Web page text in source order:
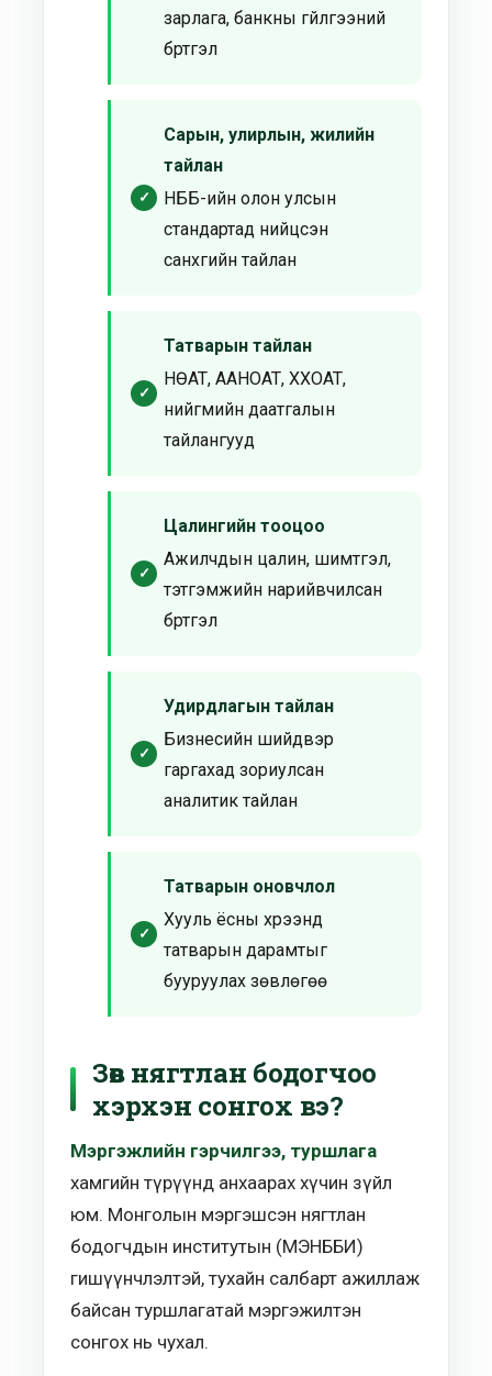
зарлага, банкны гүйлгээний
бүртгэл
Сарын, улирлын, жилийн
тайлан
НББ-ийн олон улсын
стандартад нийцсэн
санхүүгийн тайлан
Татварын тайлан
НӨАТ, ААНОАТ, ХХОАТ,
нийгмийн даатгалын
тайлангууд
Цалингийн тооцоо
Ажилчдын цалин, шимтгэл,
тэтгэмжийн нарийвчилсан
бүртгэл
Удирдлагын тайлан
Бизнесийн шийдвэр
гаргахад зориулсан
аналитик тайлан
Татварын оновчлол
Хууль ёсны хүрээнд
татварын дарамтыг
бууруулах зөвлөгөө
Зөв нягтлан бодогчоо
хэрхэн сонгох вэ?
Мэргэжлийн гэрчилгээ, туршлага
хамгийн түрүүнд анхаарах хүчин зүйл
юм. Монголын мэргэшсэн нягтлан
бодогчдын институтын (МЭНББИ)
гишүүнчлэлтэй, тухайн салбарт ажиллаж
байсан туршлагатай мэргэжилтэн
сонгох нь чухал.